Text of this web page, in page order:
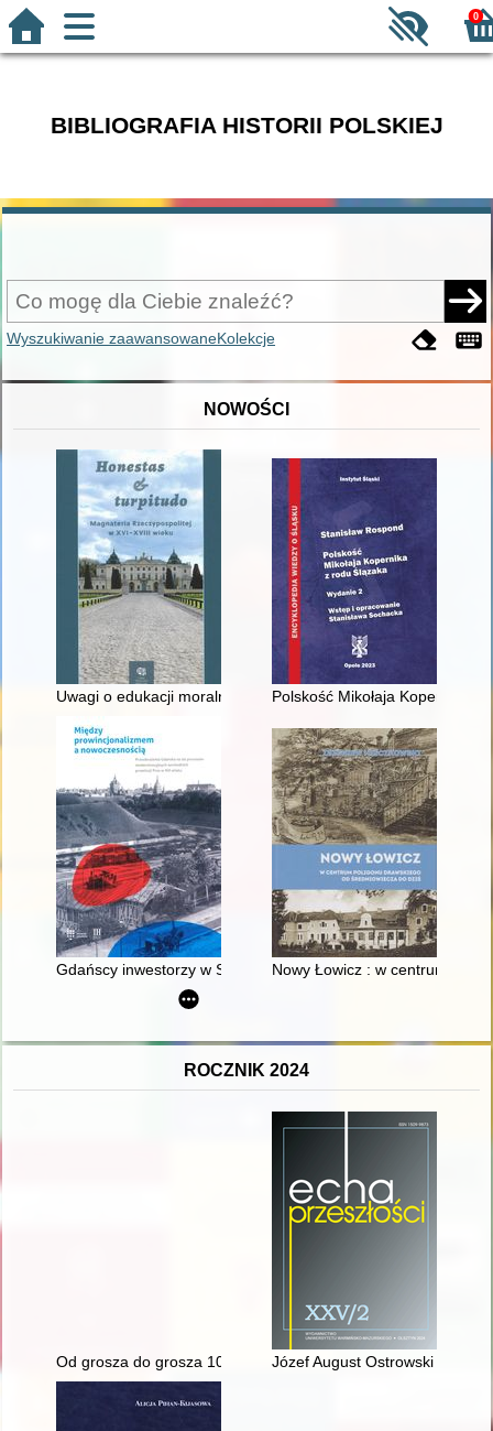
0
BIBLIOGRAFIA HISTORII POLSKIEJ
Wyszukiwanie zaawansowaneKolekcje
NOWOŚCI
Uwagi o edukacji moralnej synów szlacheckich w XVI-
Polskość Mikołaja Kopernika z
Gdańscy inwestorzy w Sopocie : prestiż finansowy i
Nowy Łowicz : w centrum
ROCZNIK 2024
Od grosza do grosza 100 lat w Niepodległej : relacja z
Józef August Ostrowski of the